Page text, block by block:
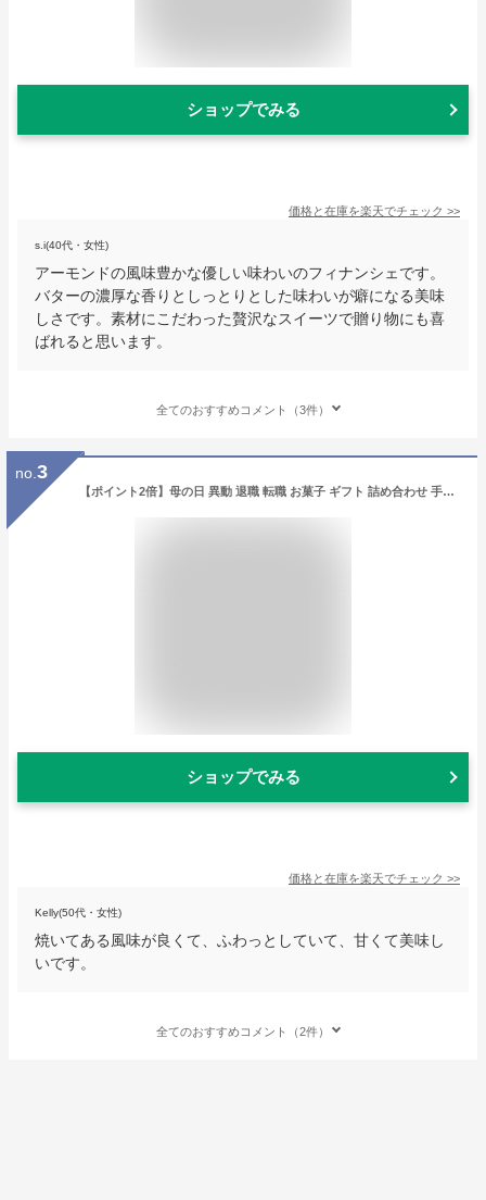
ショップでみる
価格と在庫を楽天でチェック >>
s.i(40代・女性)
アーモンドの風味豊かな優しい味わいのフィナンシェです。
バターの濃厚な香りとしっとりとした味わいが癖になる美味
しさです。素材にこだわった贅沢なスイーツで贈り物にも喜
ばれると思います。
全てのおすすめコメント（3件）
no. 3
【ポイント2倍】母の日 異動 退職 転職 お菓子 ギフト 詰め合わせ 手土産 内祝い お返し お礼 個包装 焼き菓子 洋菓子 スイーツ プレゼント ギフト フィナンシェHFM-30N2 フィナンシェ・マドレーヌ詰合せ 2種 19個入
ショップでみる
価格と在庫を楽天でチェック >>
Kelly(50代・女性)
焼いてある風味が良くて、ふわっとしていて、甘くて美味し
いです。
全てのおすすめコメント（2件）